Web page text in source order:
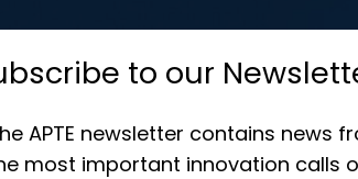
to our
APTE newsletter contains news
most important innovation calls